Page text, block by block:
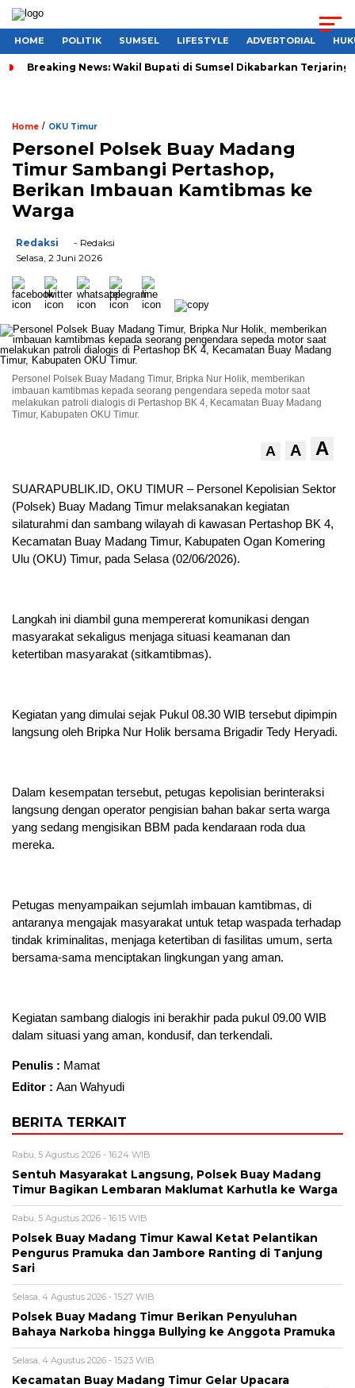
HOME POLITIK SUMSEL LIFESTYLE ADVERTORIAL
Breaking News: Wakil Bupati di Sumsel Dikabarkan Terjaring
Home / OKU Timur
Personel Polsek Buay Madang
Timur Sambangi Pertashop,
Berikan Imbauan Kamtibmas ke
Warga
Redaksi
- Redaksi
Selasa, 2 Juni 2026
Personel Polsek Buay Madang Timur, Bripka Nur Holik, memberikan
imbauan kamtibmas kepada seorang pengendara sepeda motor saat
melakukan patroli dialogis di Pertashop BK 4, Kecamatan Buay Madang
Timur, Kabupaten OKU Timur.
A A A
SUARAPUBLIK.ID, OKU TIMUR – Personel Kepolisian Sektor
(Polsek) Buay Madang Timur melaksanakan kegiatan
silaturahmi dan sambang wilayah di kawasan Pertashop BK 4,
Kecamatan Buay Madang Timur, Kabupaten Ogan Komering
Ulu (OKU) Timur, pada Selasa (02/06/2026).
Langkah ini diambil guna mempererat komunikasi dengan
masyarakat sekaligus menjaga situasi keamanan dan
ketertiban masyarakat (sitkamtibmas).
Kegiatan yang dimulai sejak Pukul 08.30 WIB tersebut dipimpin
langsung oleh Bripka Nur Holik bersama Brigadir Tedy Heryadi.
Dalam kesempatan tersebut, petugas kepolisian berinteraksi
langsung dengan operator pengisian bahan bakar serta warga
yang sedang mengisikan BBM pada kendaraan roda dua
mereka.
Petugas menyampaikan sejumlah imbauan kamtibmas, di
antaranya mengajak masyarakat untuk tetap waspada terhadap
tindak kriminalitas, menjaga ketertiban di fasilitas umum, serta
bersama-sama menciptakan lingkungan yang aman.
Kegiatan sambang dialogis ini berakhir pada pukul 09.00 WIB
dalam situasi yang aman, kondusif, dan terkendali.
Penulis : Mamat
Editor : Aan Wahyudi
BERITA TERKAIT
Rabu, 5 Agustus 2026 - 16:24 WIB
Sentuh Masyarakat Langsung, Polsek Buay Madang
Timur Bagikan Lembaran Maklumat Karhutla ke Warga
Rabu, 5 Agustus 2026 - 16:15 WIB
Polsek Buay Madang Timur Kawal Ketat Pelantikan
Pengurus Pramuka dan Jambore Ranting di Tanjung
Sari
Selasa, 4 Agustus 2026 - 15:27 WIB
Polsek Buay Madang Timur Berikan Penyuluhan
Bahaya Narkoba hingga Bullying ke Anggota Pramuka
Selasa, 4 Agustus 2026 - 15:23 WIB
Kecamatan Buay Madang Timur Gelar Upacara